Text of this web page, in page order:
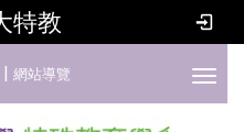
特教
| 網站導覽